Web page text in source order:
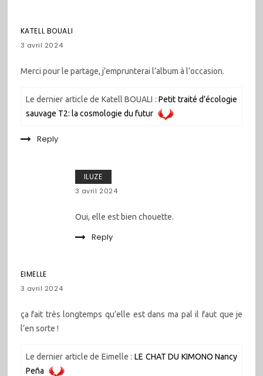
KATELL BOUALI
3 avril 2024
Merci pour le partage, j’emprunterai l’album à l’occasion.
Le dernier article de Katell BOUALI :Petit traité d’écologie
sauvage T2: la cosmologie du futur
Reply
ILUZE
3 avril 2024
Oui, elle est bien chouette.
Reply
EIMELLE
3 avril 2024
ça fait très longtemps qu’elle est dans ma pal il faut que je
l’en sorte !
Le dernier article de Eimelle :LE CHAT DU KIMONO Nancy
Peña